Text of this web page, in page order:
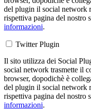
del plugin il social network
rispettiva pagina del nostro
informazioni.
Twitter Plugin
Il sito utilizza dei Social
social network trasmette il
browser, dopodichè è
del plugin il social network
rispettiva pagina del nostro
informazioni.